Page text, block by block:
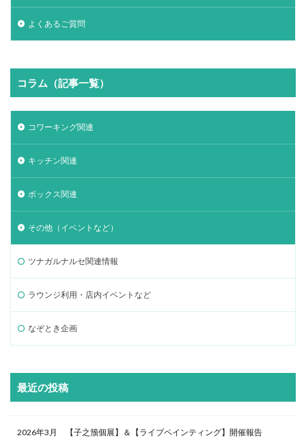
よくあるご質問
コラム（記事一覧）
コワーキング関連
キッチン関連
ボックス関連
その他（イベントなど）
ツナガルナルセ関連情報
ラウンジ利用・店内イベントなど
なぞとき企画
最近の投稿
2026年3月 【子之籏個展】＆【ライブペインティング】開催報告